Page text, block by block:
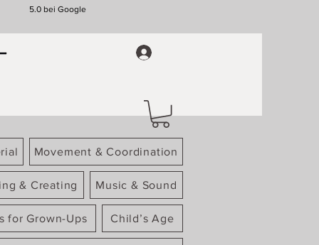
5.0 bei Google
Movement & Coordination
& Creating Music & Sound
for Grown-Ups Child’s Age